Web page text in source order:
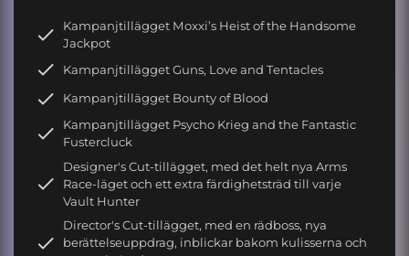
Kampanjtillägget Moxxi’s Heist of the Handsome
Jackpot
Kampanjtillägget Guns, Love and Tentacles
Kampanjtillägget Bounty of Blood
Kampanjtillägget Psycho Krieg and the Fantastic
Fustercluck
Designer's Cut-tillägget, med det helt nya Arms
Race-läget och ett extra färdighetsträd till varje
Vault Hunter
Director's Cut-tillägget, med en rädboss, nya
berättelseuppdrag, inblickar bakom kulisserna och